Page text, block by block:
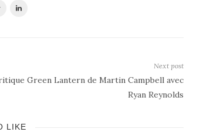
Next post
Green Lantern de Martin Campbell avec
Ryan Reynolds
LIKE